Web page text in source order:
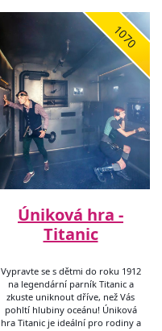
1070
Úniková hra -
Titanic
Vypravte se s dětmi do roku 1912
na legendární parník Titanic a
zkuste uniknout dříve, než Vás
pohltí hlubiny oceánu! Úniková
hra Titanic je ideální pro rodiny a